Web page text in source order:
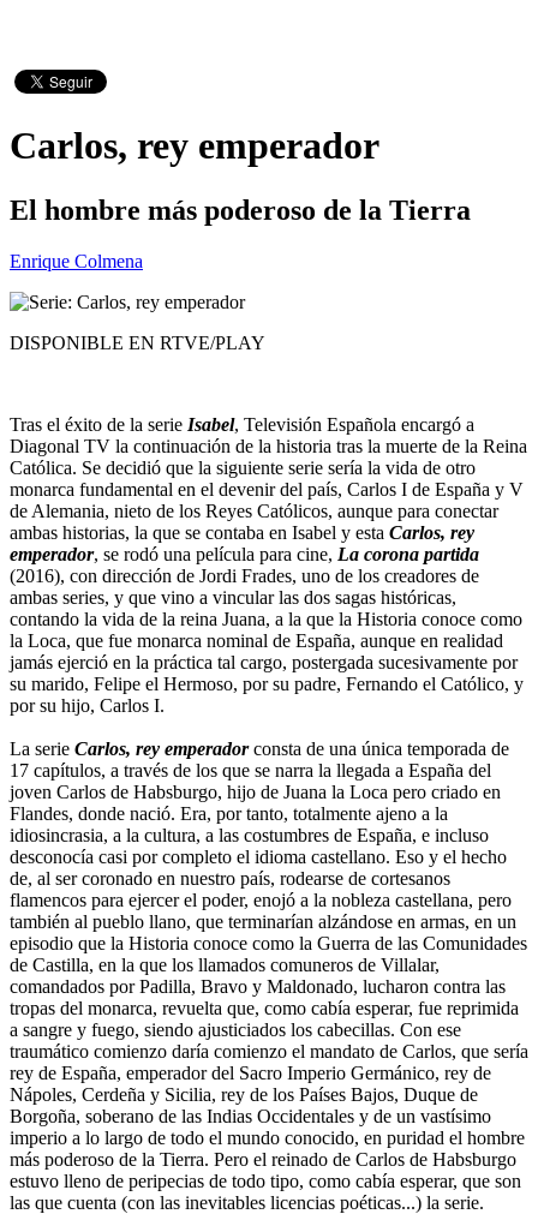
Carlos, rey emperador
El hombre más poderoso de la Tierra
Enrique Colmena
DISPONIBLE EN RTVE/PLAY
Tras el éxito de la serie Isabel, Televisión Española encargó a
Diagonal TV la continuación de la historia tras la muerte de la Reina
Católica. Se decidió que la siguiente serie sería la vida de otro
monarca fundamental en el devenir del país, Carlos I de España y V
de Alemania, nieto de los Reyes Católicos, aunque para conectar
ambas historias, la que se contaba en Isabel y esta Carlos, rey
emperador, se rodó una película para cine, La corona partida
(2016), con dirección de Jordi Frades, uno de los creadores de
ambas series, y que vino a vincular las dos sagas históricas,
contando la vida de la reina Juana, a la que la Historia conoce como
la Loca, que fue monarca nominal de España, aunque en realidad
jamás ejerció en la práctica tal cargo, postergada sucesivamente por
su marido, Felipe el Hermoso, por su padre, Fernando el Católico, y
por su hijo, Carlos I.
La serie Carlos, rey emperadorconsta de una única temporada de
17 capítulos, a través de los que se narra la llegada a España del
joven Carlos de Habsburgo, hijo de Juana la Loca pero criado en
Flandes, donde nació. Era, por tanto, totalmente ajeno a la
idiosincrasia, a la cultura, a las costumbres de España, e incluso
desconocía casi por completo el idioma castellano. Eso y el hecho
de, al ser coronado en nuestro país, rodearse de cortesanos
flamencos para ejercer el poder, enojó a la nobleza castellana, pero
también al pueblo llano, que terminarían alzándose en armas, en un
episodio que la Historia conoce como la Guerra de las Comunidades
de Castilla, en la que los llamados comuneros de Villalar,
comandados por Padilla, Bravo y Maldonado, lucharon contra las
tropas del monarca, revuelta que, como cabía esperar, fue reprimida
a sangre y fuego, siendo ajusticiados los cabecillas. Con ese
traumático comienzo daría comienzo el mandato de Carlos, que sería
rey de España, emperador del Sacro Imperio Germánico, rey de
Nápoles, Cerdeña y Sicilia, rey de los Países Bajos, Duque de
Borgoña, soberano de las Indias Occidentales y de un vastísimo
imperio a lo largo de todo el mundo conocido, en puridad el hombre
más poderoso de la Tierra. Pero el reinado de Carlos de Habsburgo
estuvo lleno de peripecias de todo tipo, como cabía esperar, que son
las que cuenta (con las inevitables licencias poéticas...) la serie.